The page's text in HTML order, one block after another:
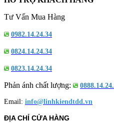
Tư Vấn Mua Hàng
0982.14.24.34
0824.14.24.34
0823.14.24.34
Phản ánh chất lượng:
Email: info@linhkiendtdd.vn
ĐỊA CHỈ CỬA HÀNG